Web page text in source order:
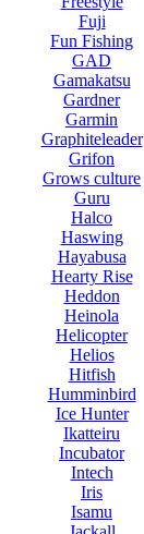
Fuji
Fun Fishing
GAD
Gamakatsu
Gardner
Garmin
Graphiteleader
Grifon
Grows culture
Guru
Halco
Haswing
Hayabusa
Hearty Rise
Heddon
Heinola
Helicopter
Helios
Hitfish
Humminbird
Ice Hunter
Ikatteiru
Incubator
Intech
Iris
Isamu